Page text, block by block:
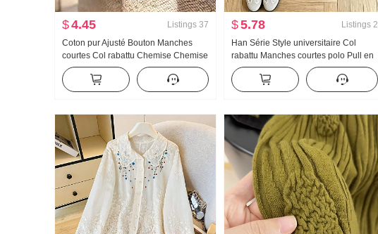
$4.45 Listings 37
Coton pur Ajusté Bouton Manches
courtes Col rabattu Chemise Chemise
Femme 2026 Été Avancé Sens
Lumière Luxe Doux Vent Top
$5.78 Listings 2
Han Série Style universitaire Col
rabattu Manches courtes polo Pull en
tricot Ensemble Femme 2026 Été
Nouveau Géant Nice Plissé Jupe